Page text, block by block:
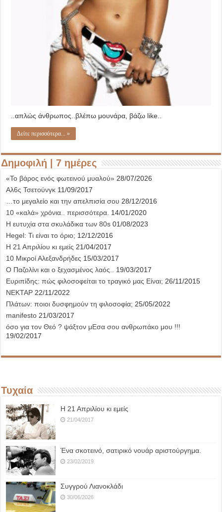
απλός
..απλώς άνθρωπος..βλέπω μουνάρα, βάζω like..
Δείτε περισσότερα... »
Δημοφιλή | 7 ημέρες
«Το βάρος ενός φωτεινού μυαλού» 28/07/2026
Αλ6ς Τσετούνγκ 11/09/2017
…το μεγαλείο και την απελπισία σου 28/12/2016
10 «καλά» χρόνια.. περισσότερα. 14/01/2020
Η ευτυχία στα σκυλάδικα των 80s 01/08/2023
Hegel: Τι είναι το όριο; 12/12/2016
Η 21 Απριλίου κι εμείς 21/04/2017
10 Μικροί Αλεξανδρήδες 15/03/2017
Ο Παζολίνι και ο ξεχασμένος λαός..
19/03/2017
Ευριπίδης: πώς φιλοσοφείται το τραγικό μας Είναι; 26/11/2015
ΝΕΚΤΑΡ 22/11/2022
Πλάτων: ποιοι δυσφημούν τη φιλοσοφία; 25/05/2022
manifesto 21/03/2017
όσο για τον Θεό ? ψάξτον μΕσα σου ανθρωπάκο μου !!!
19/02/2017
Τυχαία
Η 21 Απριλίου κι εμείς
21/04/2017
Ένα σκοτεινό, σατιρικό νουάρ αριστούργημα.
23/02/2019
Συγγρού Λιανοκλάδι
30/06/2026